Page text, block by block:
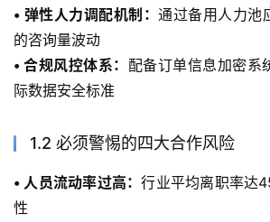
• 弹性人力调配机制：通过备用人力池
的咨询量波动
• 合规风控体系： 配备订单信息加密系
际数据安全标准
1.2 必须警惕的四大合作风险
• 人员流动率过高：行业平均离职率达
性